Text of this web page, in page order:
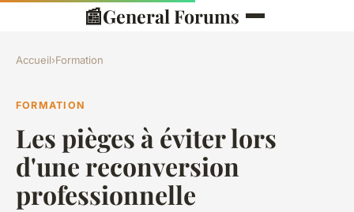
📰General Forums
Accueil›Formation
FORMATION
Les pièges à éviter lors
d'une reconversion
professionnelle